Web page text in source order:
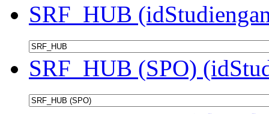
SRF_HUB
SRF_HUB (SPO)